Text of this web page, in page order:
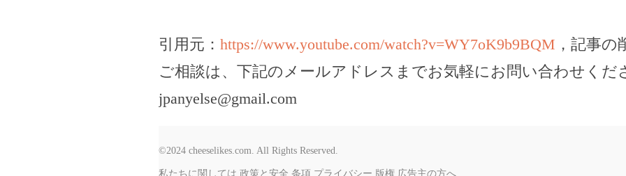
引用元： https://www.youtube.com/watch?v=WY7oK9b9BQM ，記事
ご相談は、下記のメールアドレスまでお気軽にお問い合わせくだ
jpanyelse@gmail.com
©2024 cheeselikes.com. All Rights Reserved.
私たちに関しては 政策と安全 条項 プライバシー 版権 広告主の方へ